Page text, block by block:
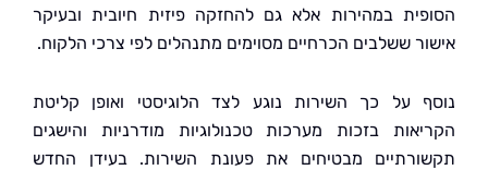
במהירות אלא גם להחזקה פיזית חיובית ובעיקר
ששלבים הכרחיים מסוימים מתנהלים לפי צרכי הלקוח.
על כך השירות נוגע לצד הלוגיסטי ואופן קליטת
בזכות מערכות טכנולוגיות מודרניות והישגים
מבטיחים את פעונת השירות. בעידן החדש